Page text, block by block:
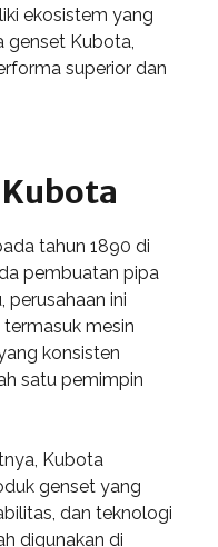
ekosistem yang
genset Kubota,
superior dan
tahun 1890 di
pembuatan pipa
perusahaan ini
mesin
konsisten
satu pemimpin
Kubota
genset yang
dan teknologi
digunakan di